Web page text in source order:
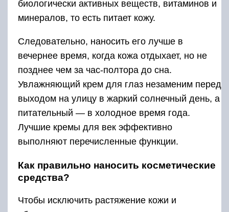
биологически активных веществ, витаминов и
минералов, то есть питает кожу.
Следовательно, наносить его лучше в
вечернее время, когда кожа отдыхает, но не
позднее чем за час-полтора до сна.
Увлажняющий крем для глаз незаменим перед
выходом на улицу в жаркий солнечный день, а
питательный — в холодное время года.
Лучшие кремы для век эффективно
выполняют перечисленные функции.
Как правильно наносить косметические
средства?
Чтобы исключить растяжение кожи и